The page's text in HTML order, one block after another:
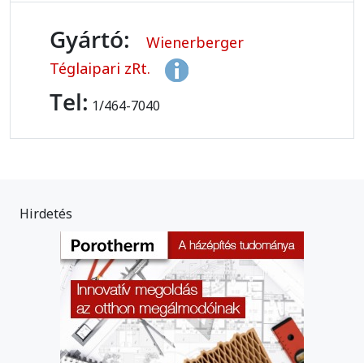
Gyártó:
Wienerberger
Téglaipari zRt.
Tel: 1/464-7040
Hirdetés